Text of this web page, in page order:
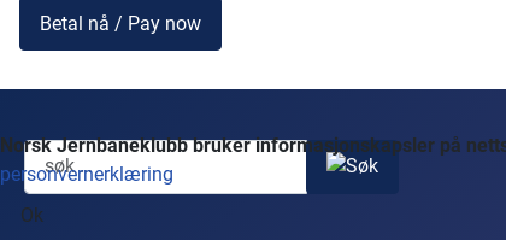
Betal nå / Pay now
Norsk Jernbaneklubb bruker informasjonskapsler på
personvernerklæring
Ok